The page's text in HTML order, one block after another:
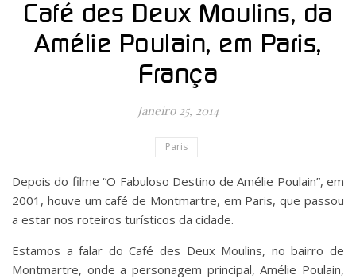
Café des Deux Moulins, da
Amélie Poulain, em Paris,
França
Janeiro 25, 2014
Paris
Depois do filme “O Fabuloso Destino de Amélie Poulain”, em
2001, houve um café de Montmartre, em Paris, que passou
a estar nos roteiros turísticos da cidade.
Estamos a falar do Café des Deux Moulins, no bairro de
Montmartre, onde a personagem principal, Amélie Poulain,